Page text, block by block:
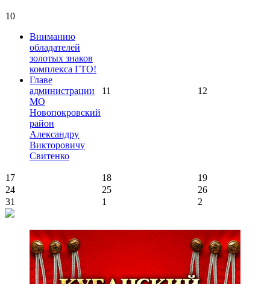
10
Вниманию
обладателей
золотых знаков
комплекса ГТО!
Главе
администрации
МО
Новопокровский
район
Александру
Викторовичу
Свитенко
11 12
17 18
19
24
25
26
31
1 2